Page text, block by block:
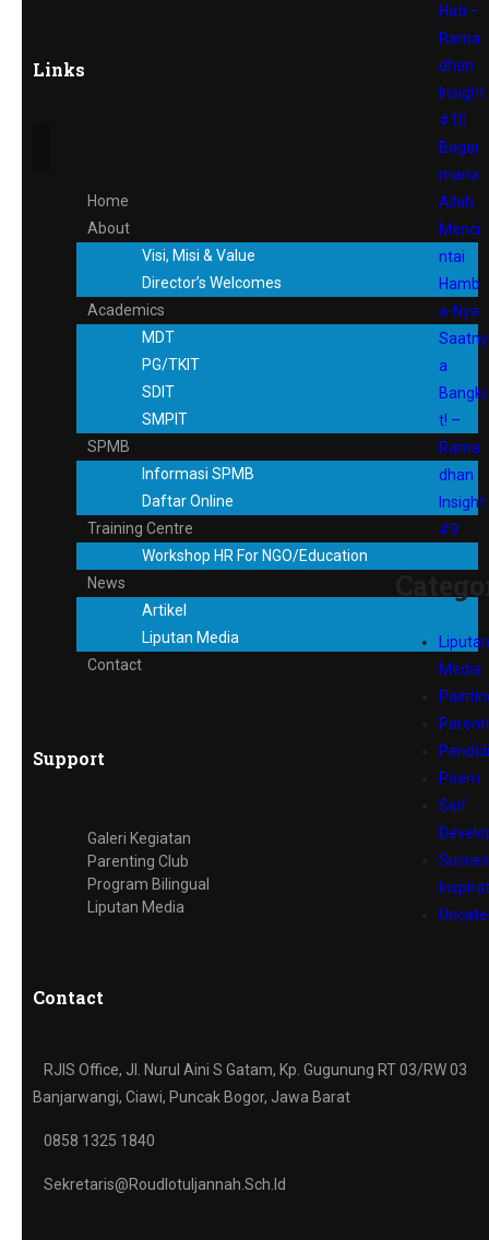
Hati –
Rama
dhan
Insight
#10
Bagai
mana
Allah
Menci
ntai
Hamb
a-Nya
Saatny
a
Bangki
t! –
Rama
dhan
Insight
#9
Media
Poem
Self
Links
Home
About
Visi, Misi & Value
Director’s Welcomes
Academics
MDT
PG/TKIT
SDIT
SMPIT
SPMB
Informasi SPMB
Daftar Online
Training Centre
Workshop HR For NGO/Education
News
Artikel
Liputan Media
Contact
Support
Galeri Kegiatan
Parenting Club
Program Bilingual
Liputan Media
Contact
RJIS Office, Jl. Nurul Aini S Gatam, Kp. Gugunung RT 03/RW 03
Banjarwangi, Ciawi, Puncak Bogor, Jawa Barat
0858 1325 1840
Sekretaris@roudlotuljannah.sch.id